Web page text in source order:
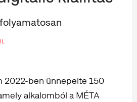
2022-ben ünnepelte 150
alkalomból a MÉTA